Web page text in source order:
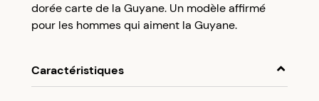
prochaine commande à partir de 50€ d’achats.
dorée carte de la Guyane. Un modèle affirmé
pour les hommes qui aiment la Guyane.
Caractéristiques